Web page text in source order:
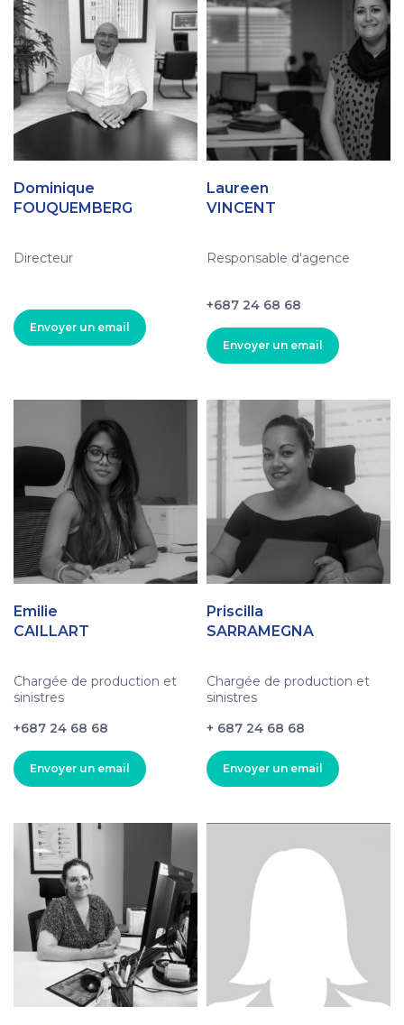
Dominique
FOUQUEMBERG
Directeur
Envoyer un email
Laureen
VINCENT
Responsable d'agence
+687 24 68 68
Envoyer un email
Emilie
CAILLART
Chargée de production et
sinistres
+687 24 68 68
Envoyer un email
Priscilla
SARRAMEGNA
Chargée de production et
sinistres
+ 687 24 68 68
Envoyer un email